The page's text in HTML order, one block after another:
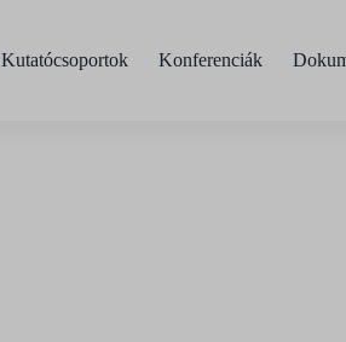
Kutatócsoportok Konferenciák